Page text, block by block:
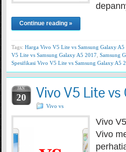
Continue reading »
Tags: Harga Vivo V5 Lite vs Samsung Galaxy A5
V5 Lite vs Samsung Galaxy A5 2017, Samsung
Spesifikasi Vivo V5 Lite vs Samsung Galaxy A5
JAN
20 Vivo V5 Lite
Vivo vs
Vivo
Vivo